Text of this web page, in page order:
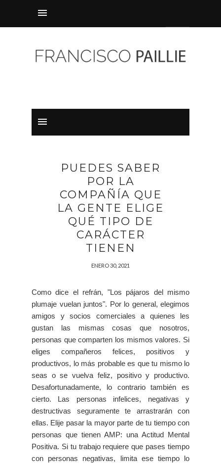
PUEDES SABER
POR LA
COMPAÑÍA QUE
LA GENTE ELIGE
QUÉ TIPO DE
CARÁCTER
TIENEN
ENERO 30, 2021
Como dice el refrán, "Los pájaros del mismo
plumaje vuelan juntos". Por lo general, elegimos
amigos y socios comerciales a quienes les
gustan las mismas cosas que nosotros,
personas que comparten los mismos valores. Si
eliges compañeros felices, positivos y
productivos, lo más probable es que tu mismo lo
seas o se vuelva feliz, positivo y productivo.
Desafortunadamente, lo contrario también es
cierto. Las personas infelices, negativas y
destructivas seguramente te arrastrarán con
ellas. Elije pasar la mayor parte de tu tiempo con
personas que tienen AMP: una Actitud Mental
Positiva. Si tu trabajo requiere que pases tiempo
con personas negativas, limita ese tiempo lo